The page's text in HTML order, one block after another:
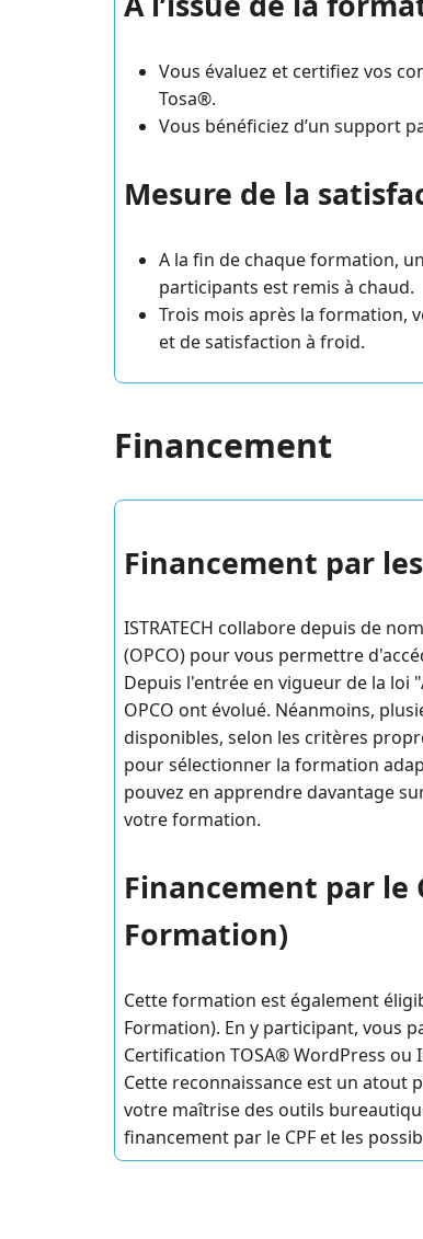
Vous évaluez et certifiez vos
Tosa®.
Vous bénéficiez d’un support
Mesure de la
A la fin de chaque formation,
participants est remis à chaud.
Trois mois après la formation,
et de satisfaction à froid.
Financement
Financement par les
ISTRATECH collabore depuis de
(OPCO) pour vous permettre
Depuis l'entrée en vigueur de la loi
OPCO ont évolué. Néanmoins,
disponibles, selon les critères
pour sélectionner la formation
pouvez en apprendre davantage
votre formation.
Financement par le
Formation)
Cette formation est également
Formation). En y participant, vous
Certification TOSA® WordPress ou
Cette reconnaissance est un
votre maîtrise des outils
financement par le CPF et les